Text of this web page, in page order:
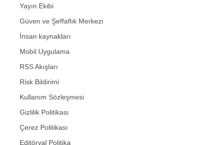
Yayın Ekibi
Güven ve Şeffaflık Merkezi
İnsan kaynakları
Mobil Uygulama
RSS Akışları
Risk Bildirimi
Kullanım Sözleşmesi
Gizlilik Politikası
Çerez Politikası
Editöryal Politika